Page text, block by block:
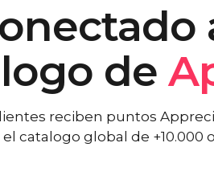
de
reciben puntos
catalogo global de +10.000